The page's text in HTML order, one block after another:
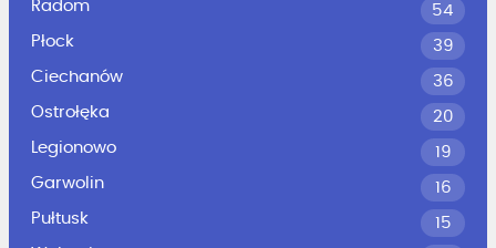
Radom
54
Płock
39
Ciechanów
36
Ostrołęka
20
Legionowo
19
Garwolin
16
Pułtusk
15